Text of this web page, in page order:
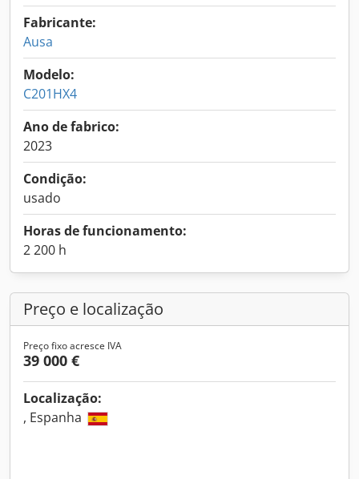
Fabricante:
Ausa
Modelo:
C201HX4
Ano de fabrico:
2023
Condição:
usado
Horas de funcionamento:
2 200 h
Preço e localização
Preço fixo acresce IVA
39 000 €
Localização:
, Espanha